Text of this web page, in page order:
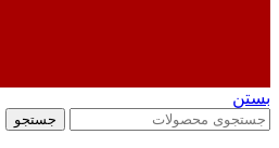
بستن
جستجو